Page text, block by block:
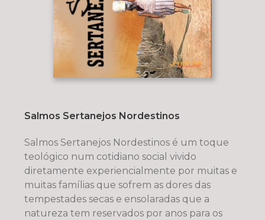
Salmos Sertanejos Nordestinos
Salmos Sertanejos Nordestinos é um toque
teológico num cotidiano social vivido
diretamente experiencialmente por muitas e
muitas famílias que sofrem as dores das
tempestades secas e ensolaradas que a
natureza tem reservados por anos para os